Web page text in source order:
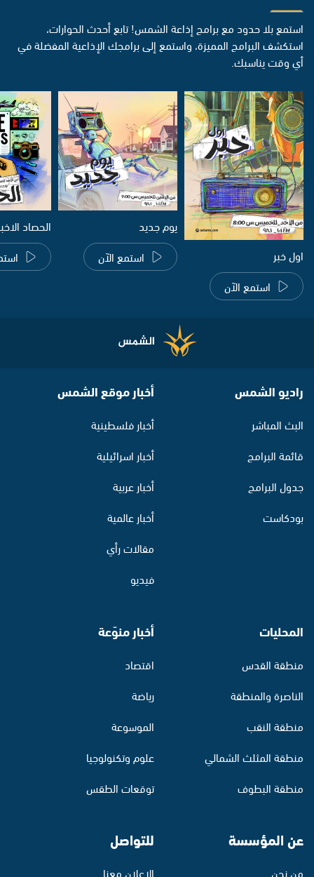
استمع بلا حدود مع برامج إذاعة الشمس! تابع أحدث الحوارات،
استكشف البرامج المميزة، واستمع إلى برامجك الإذاعية المفضلة في
أي وقت يناسبك.
اول خبر
استمع الآن
يوم جديد
استمع الآن
الحصاد
راديو الشمس
البث المباشر
قائمة البرامج
جدول البرامج
بودكاست
أخبار موقع الشمس
أخبار فلسطينية
أخبار اسرائيلية
أخبار عربية
أخبار عالمية
مقالات رأي
فيديو
المحليات
منطقة القدس
الناصرة والمنطقة
منطقة النقب
منطقة المثلث الشمالي
منطقة البطوف
أخبار منوّعة
اقتصاد
رياضة
الموسوعة
علوم وتكنولوجيا
توقعات الطقس
عن المؤسسة
من نحن
للتواصل
الإعلان معنا